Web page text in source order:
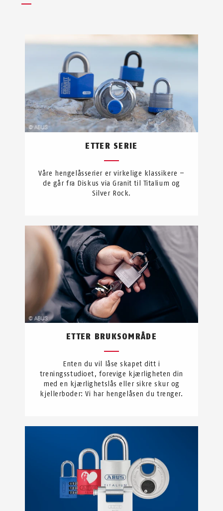
ETTER SERIE
Våre hengelåsserier er virkelige klassikere –
de går fra Diskus via Granit til Titalium og
Silver Rock.
ETTER BRUKSOMRÅDE
Enten du vil låse skapet ditt i
treningsstudioet, forevige kjærligheten din
med en kjærlighetslås eller sikre skur og
kjellerboder: Vi har hengelåsen du trenger.